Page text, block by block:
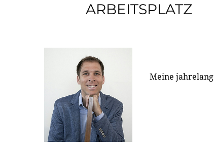
ARBEITSPLATZ
Meine